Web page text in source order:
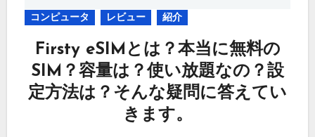
コンピュータ レビュー 紹介
Firsty eSIMとは？本当に無料の
SIM？容量は？使い放題なの？設
定方法は？そんな疑問に答えてい
きます。